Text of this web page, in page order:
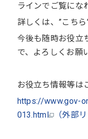
ラインでご覧にな
詳しくは、”こちら
今後も随時お役立
で、よろしくお願
お役立ち情報等は
https://www.gov-
013.html
（外部